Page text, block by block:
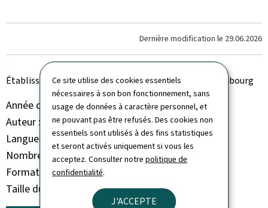
Ce site utilise des cookies essentiels
nécessaires à son bon fonctionnement, sans
usage de données à caractère personnel, et
ne pouvant pas être refusés. Des cookies non
essentiels sont utilisés à des fins statistiques
et seront activés uniquement si vous les
acceptez. Consulter notrepolitique de
confidentialité.
J'ACCEPTE
Dernière modification le 29.06.2026
Établissements hospitaliers du Grand-Duché de Luxembourg
Année de parution 2026
Auteur
Charles Pierre
Langue(s)
Français
Nombre de pages 122 page(s)
Format du document
Taille du fichier
2,95 Mo